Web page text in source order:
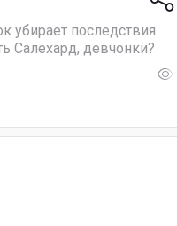
убирает последствия
Салехард, девчонки?